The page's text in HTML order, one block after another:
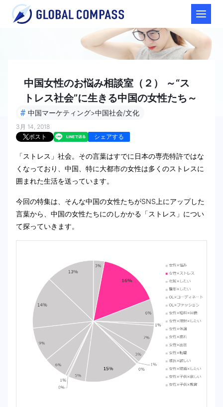
中国女性のお悩み相談室（２） ～“ス
トレス社会”に生きる中国の女性たち～
# 中国マーケティング>中国社会/文化
3月 14, 2018
ポスト
シェアする
「ストレス」社会。その言葉はすでに日本の専売特許ではな
くなっており、中国、特に大都市の女性は多くのストレスに
囲まれた生活を送っています。
今回の特集は、そんな中国の女性たちがSNS上にアップした
言葉から、中国の女性たちにのしかかる「ストレス」につい
て探っていきます。